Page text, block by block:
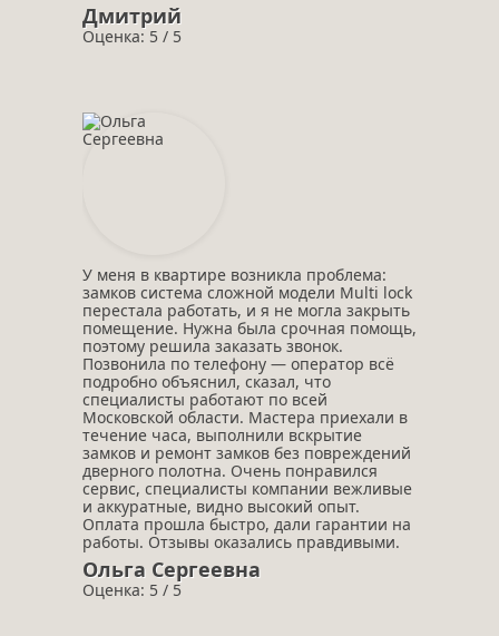
Дмитрий
Оценка: 5 / 5
У меня в квартире возникла проблема:
замков система сложной модели Multi lock
перестала работать, и я не могла закрыть
помещение. Нужна была срочная помощь,
поэтому решила заказать звонок.
Позвонила по телефону — оператор всё
подробно объяснил, сказал, что
специалисты работают по всей
Московской области. Мастера приехали в
течение часа, выполнили вскрытие
замков и ремонт замков без повреждений
дверного полотна. Очень понравился
сервис, специалисты компании вежливые
и аккуратные, видно высокий опыт.
Оплата прошла быстро, дали гарантии на
работы. Отзывы оказались правдивыми.
Ольга Сергеевна
Оценка: 5 / 5